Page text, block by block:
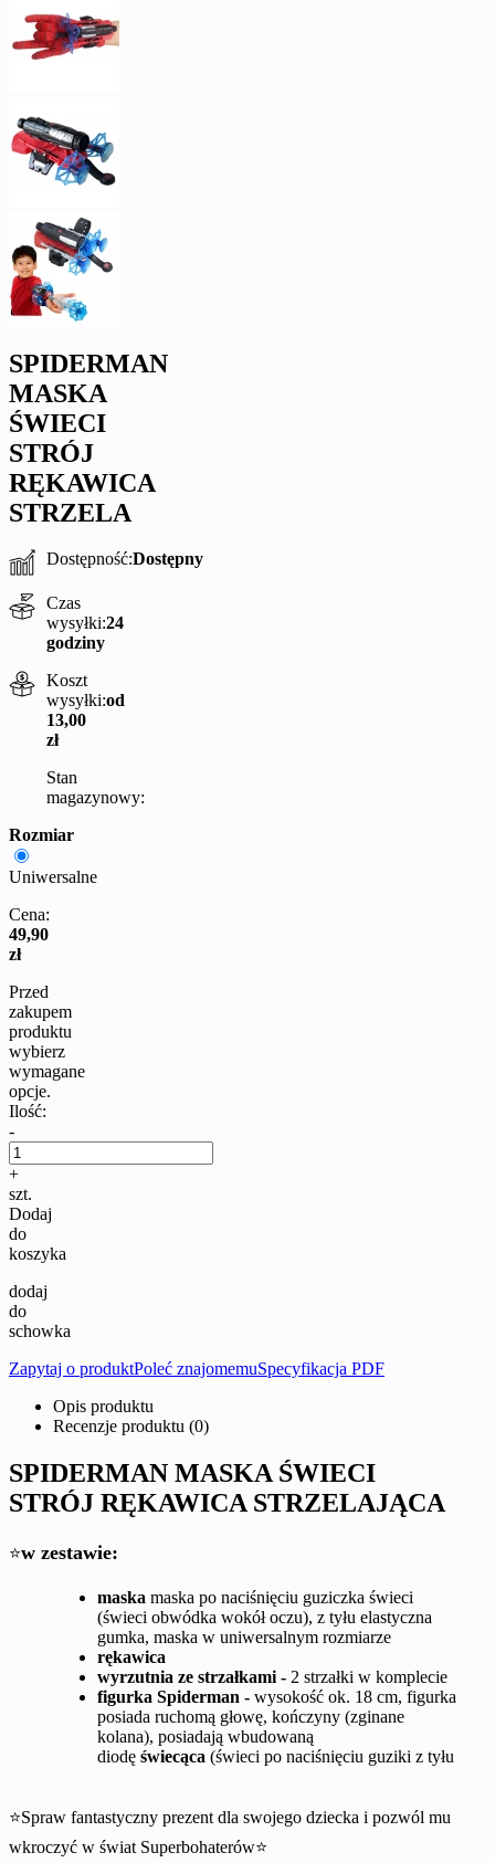
SPIDERMAN
MASKA
ŚWIECI
STRÓJ
RĘKAWICA
STRZELA
Dostępność:Dostępny
Czas
wysyłki:24
godziny
Koszt
wysyłki:od
13,00
zł
Stan
magazynowy:
Rozmiar
Uniwersalne
Cena:
49,90
zł
Przed
zakupem
produktu
wybierz
wymagane
opcje.
Ilość:
-
+
szt.
Dodaj
do
koszyka
dodaj
do
schowka
Zapytaj o produktPoleć znajomemuSpecyfikacja PDF
Opis produktu
Recenzje produktu (0)
SPIDERMAN MASKA ŚWIECI
STRÓJ RĘKAWICA STRZELAJĄCA
⭐w zestawie:
maska maska po naciśnięciu guziczka świeci
(świeci obwódka wokół oczu), z tyłu elastyczna
gumka, maska w uniwersalnym rozmiarze
rękawica
wyrzutnia ze strzałkami - 2 strzałki w komplecie
figurka Spiderman - wysokość ok. 18 cm, figurka
posiada ruchomą głowę, kończyny (zginane
kolana), posiadają wbudowaną
diodę świecąca (świeci po naciśnięciu guziki z tyłu
⭐Spraw fantastyczny prezent dla swojego dziecka i pozwól mu
wkroczyć w świat Superbohaterów⭐